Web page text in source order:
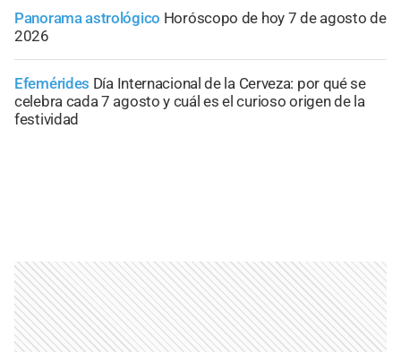
Panorama astrológico Horóscopo de hoy 7 de agosto de
2026
Efemérides Día Internacional de la Cerveza: por qué se
celebra cada 7 agosto y cuál es el curioso origen de la
festividad